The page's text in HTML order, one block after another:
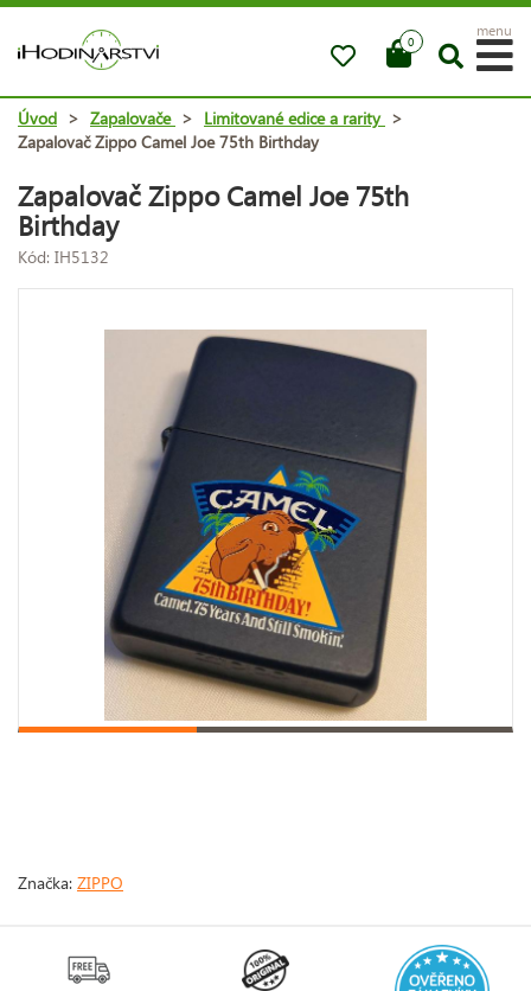
0
menu
Úvod > Zapalovače > Limitované edice a rarity >
Zapalovač Zippo Camel Joe 75th Birthday
Zapalovač Zippo Camel Joe 75th
Birthday
Kód: IH5132
Značka: ZIPPO